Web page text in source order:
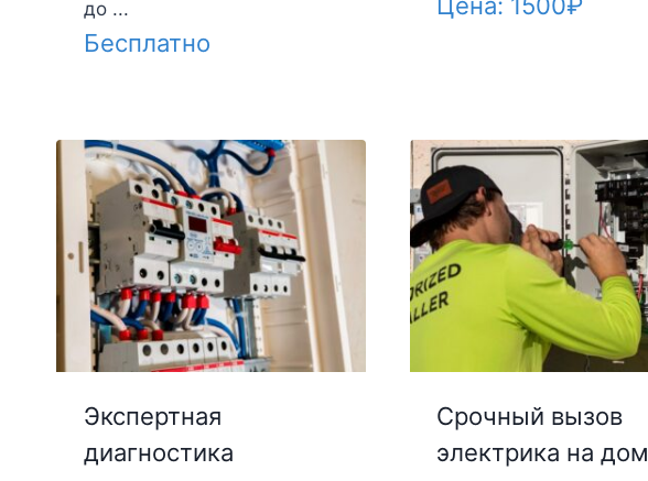
до ...
Бесплатно
Цена: 1500₽
Экспертная
диагностика
Срочный вызов
электрика на дом